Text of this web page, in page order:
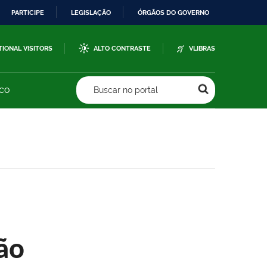
PARTICIPE LEGISLAÇÃO ÓRGÃOS DO GOVERNO
VISITORS ALTO CONTRASTE VLIBRAS
Buscar no portal